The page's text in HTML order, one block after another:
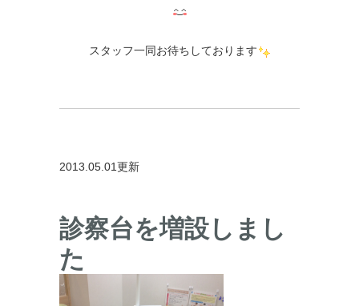
スタッフ一同お待ちしております
2013.05.01更新
診察台を増設しまし
た